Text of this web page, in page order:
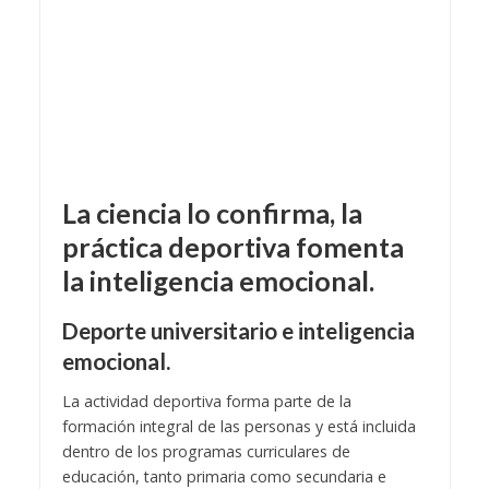
La ciencia lo confirma, la
práctica deportiva fomenta
la inteligencia emocional.
Deporte universitario e inteligencia
emocional.
La actividad deportiva forma parte de la
formación integral de las personas y está incluida
dentro de los programas curriculares de
educación, tanto primaria como secundaria e